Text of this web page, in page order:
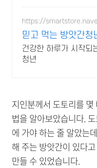
https://
믿고 먹는 방앗간청
건강한 하루가 시작되
청년
지인분께서 도토리를
법을 알아보았습니다.
에 가야 하는 줄 알았는
해 주는 방앗간이 있다
만들 수 있었습니다.